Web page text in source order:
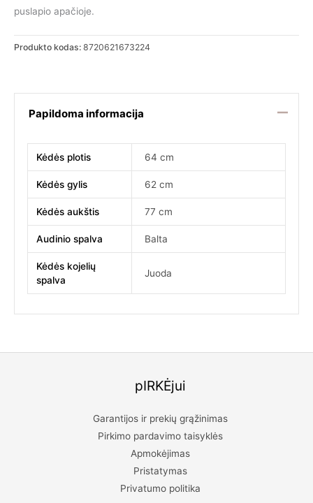
puslapio apačioje.
Produkto kodas: 8720621673224
Papildoma informacija
Kėdės plotis 64 cm
Kėdės gylis 62 cm
Kėdės aukštis 77 cm
Audinio spalva Balta
Kėdės kojelių
spalva
Juoda
pIRKĖjui
Garantijos ir prekių grąžinimas
Pirkimo pardavimo taisyklės
Apmokėjimas
Pristatymas
Privatumo politika